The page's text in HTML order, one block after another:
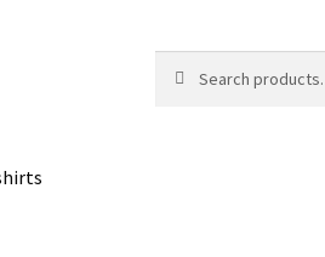
for: